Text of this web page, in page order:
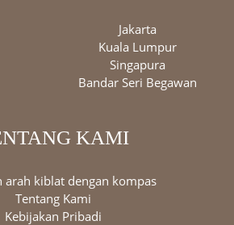
Jakarta
Kuala Lumpur
Singapura
Bandar Seri Begawan
KAMI
arah kiblat dengan kompas
Tentang Kami
Kebijakan Pribadi